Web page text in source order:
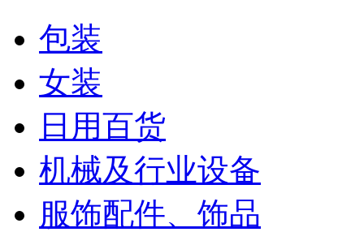
包装
女装
日用百货
机械及行业设备
服饰配件、饰品